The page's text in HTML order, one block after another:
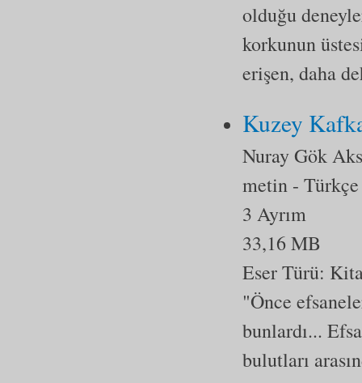
olduğu
korkunun
erişen, daha
Kuzey
Nuray Gök
metin - Türkçe
3 Ayrım
33,16 MB
Eser Türü:
"Önce
bunlardı...
bulutları